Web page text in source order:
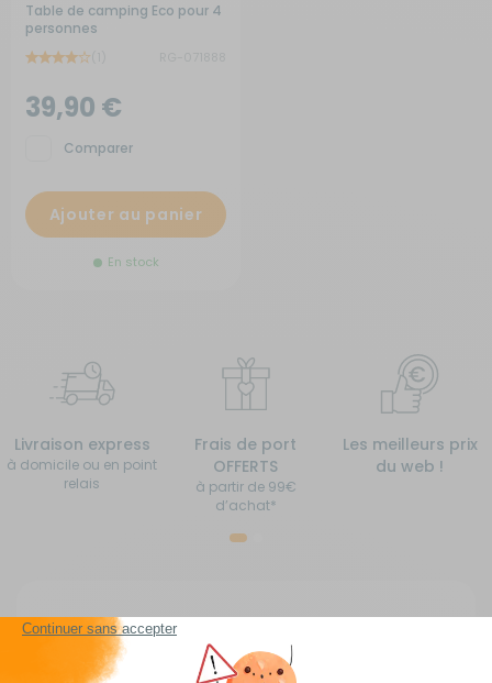
Table de camping Eco pour 4
personnes
39,90 €
Comparer
Ajouter au panier
En stock
Livraison express
à domicile ou en point
relais
Frais de port
OFFERTS
à partir de 99€
d’achat*
Les meilleurs prix
du web !
Tables de camping : Accessoires pour camping-
car, caravane, van...